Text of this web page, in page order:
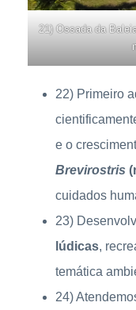
21) Ossada da
22) Primeiro
e o
Brevirostris
cuidados
23)
lúdicas,
temática
24)